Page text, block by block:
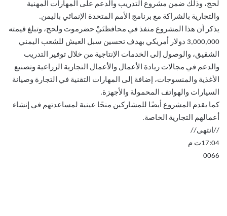
لحج، وذلك ضمن مشروع التدريب والدعم على المهارات المهنية
والتجارية بالشراكة مع برنامج الأمم المتحدة الإنمائي باليمن.
يذكر أن هذا المشروع منفذ في محافظتَيْ حضرموت ولحج، وتبلغ قيمته
3,000,000 دولار أمريكي بهدف تحسين سبل العيش للشعب اليمني
الشقيق، والوصول إلى الخدمات الإنتاجية من خلال توفير التدريب
والدعم في مجالات ريادة الأعمال والأعمال التجارية الزراعية وتصنيع
الأغذية والمنسوجات، إضافة إلى المهارات التقنية في التجارة وصيانة
السيارات والهواتف المحمولة والأجهزة.
كما يقدم المشروع أيضًا للمشاركين منحًا عينية لمساعدتهم في إنشاء
أعمالهم التجارية الخاصة.
//انتهى//
17:04ت م
0066